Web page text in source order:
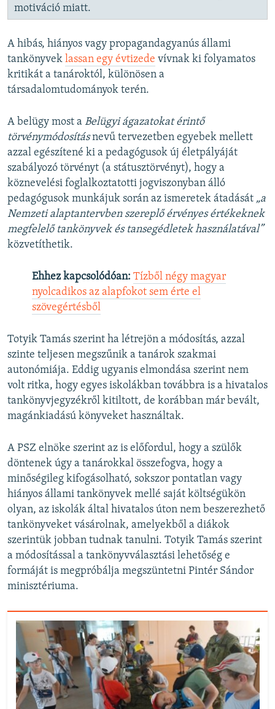
motiváció miatt.
A hibás, hiányos vagy propagandagyanús állami
tankönyvek lassan egy évtizede vívnak ki folyamatos
kritikát a tanároktól, különösen a
társadalomtudományok terén.
A belügy most a Belügyi ágazatokat érintő
törvénymódosításnevű tervezetben egyebek mellett
azzal egészítené ki a pedagógusok új életpályáját
szabályozó törvényt (a státusztörvényt), hogy a
köznevelési foglalkoztatotti jogviszonyban álló
pedagógusok munkájuk során az ismeretek átadását „a
Nemzeti alaptantervben szereplő érvényes értékeknek
megfelelő tankönyvek és tansegédletek használatával”
közvetíthetik.
Ehhez kapcsolódóan: Tízből négy magyar
nyolcadikos az alapfokot sem érte el
szövegértésből
Totyik Tamás szerint ha létrejön a módosítás, azzal
szinte teljesen megszűnik a tanárok szakmai
autonómiája. Eddig ugyanis elmondása szerint nem
volt ritka, hogy egyes iskolákban továbbra is a hivatalos
tankönyvjegyzékről kitiltott, de korábban már bevált,
magánkiadású könyveket használtak.
A PSZ elnöke szerint az is előfordul, hogy a szülők
döntenek úgy a tanárokkal összefogva, hogy a
minőségileg kifogásolható, sokszor pontatlan vagy
hiányos állami tankönyvek mellé saját költségükön
olyan, az iskolák által hivatalos úton nem beszerezhető
tankönyveket vásárolnak, amelyekből a diákok
szerintük jobban tudnak tanulni. Totyik Tamás szerint
a módosítással a tankönyvválasztási lehetőség e
formáját is megpróbálja megszüntetni Pintér Sándor
minisztériuma.